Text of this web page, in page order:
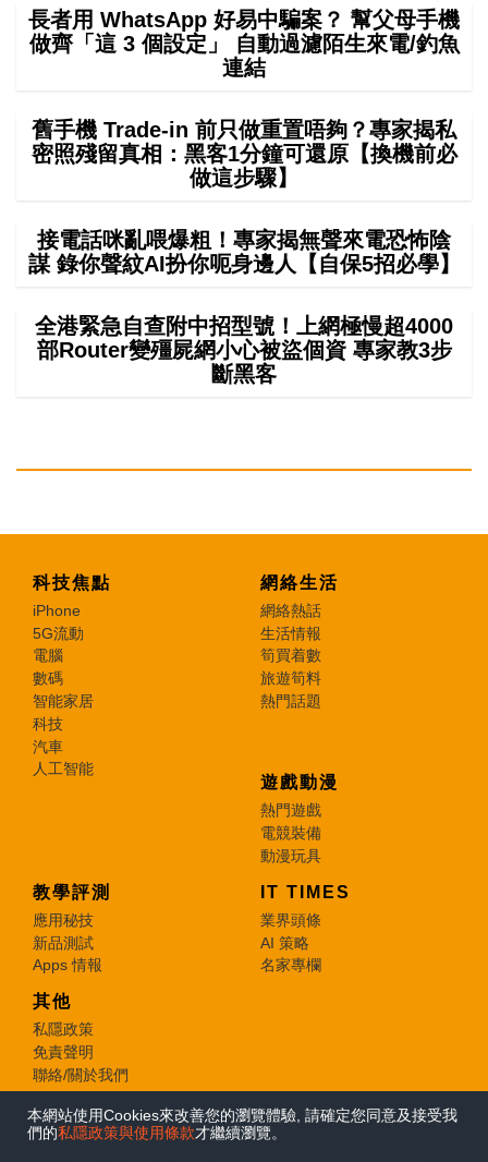
本網站使用Cookies來改善您的瀏覽體驗, 請確定您同意及接受我
們的私隱政策與使用條款才繼續瀏覽。
長者用 WhatsApp 好易中騙案？ 幫父母手機
做齊「這 3 個設定」 自動過濾陌生來電/釣魚
連結
舊手機 Trade-in 前只做重置唔夠？專家揭私
密照殘留真相：黑客1分鐘可還原【換機前必
做這步驟】
接電話咪亂喂爆粗！專家揭無聲來電恐怖陰
謀 錄你聲紋AI扮你呃身邊人【自保5招必學】
全港緊急自查附中招型號！上網極慢超4000
部Router變殭屍網小心被盜個資 專家教3步
斷黑客
科技焦點
iPhone
5G流動
電腦
數碼
智能家居
科技
汽車
人工智能
網絡生活
網絡熱話
生活情報
筍買着數
旅遊筍料
熱門話題
遊戲動漫
熱門遊戲
電競裝備
動漫玩具
教學評測
應用秘技
新品測試
Apps 情報
IT TIMES
業界頭條
AI 策略
名家專欄
其他
私隱政策
免責聲明
聯絡/關於我們
© 2026 e-zone. All Rights Reserved.